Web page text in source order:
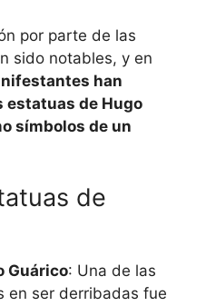
por parte de las
sido notables, y en
han
estatuas de Hugo
símbolos de un
de
Guárico: Una de las
en ser derribadas fue